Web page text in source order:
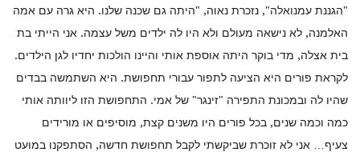
"הגננת עמנואלה", נזכרת נאוה, "היתה גם שכנה שלנו. היא גרה עם אמה
האלמנה, לא נישאה מעולם ולא היו לה ילדים משל עצמה. אני הייתי בת
בית אצלה, מדי בוקר היתה אוספת אותי והיינו הולכות יחדיו לגן הילדים.
לקראת פורים היא הציעה לתפור עבורי תחפושת. היא השתמשה בבדים
שהיו לה ובמכונת התפירה "זינגר" של אמי. התחפושת הזו ליוותה אותי
כמה וכמה שנים, בכל פורים היו משנים קצת, מוסיפים או מורידים
צעיף… אני לא זוכרת שביקשתי לקבל תחפושת חדשה, הסתפקנו במועט